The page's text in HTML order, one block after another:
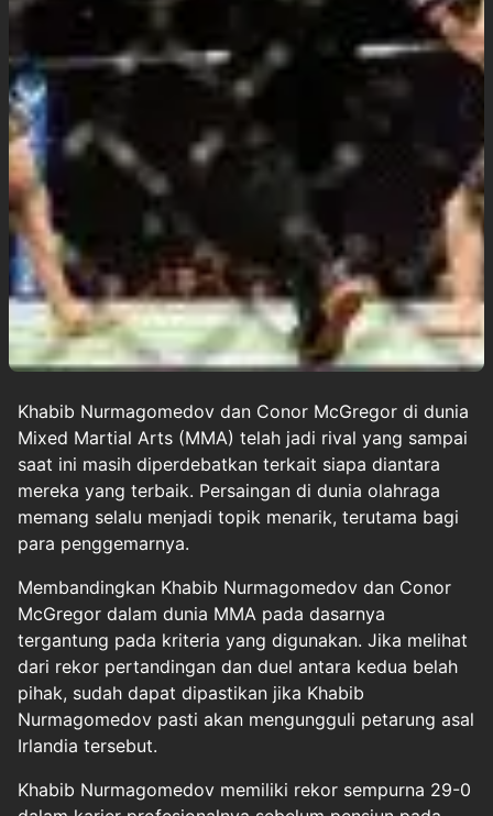
Khabib Nurmagomedov dan Conor McGregor di dunia
Mixed Martial Arts (MMA) telah jadi rival yang sampai
saat ini masih diperdebatkan terkait siapa diantara
mereka yang terbaik. Persaingan di dunia olahraga
memang selalu menjadi topik menarik, terutama bagi
para penggemarnya.
Membandingkan Khabib Nurmagomedov dan Conor
McGregor dalam dunia MMA pada dasarnya
tergantung pada kriteria yang digunakan. Jika melihat
dari rekor pertandingan dan duel antara kedua belah
pihak, sudah dapat dipastikan jika Khabib
Nurmagomedov pasti akan mengungguli petarung asal
Irlandia tersebut.
Khabib Nurmagomedov memiliki rekor sempurna 29-0